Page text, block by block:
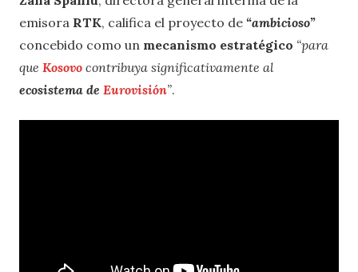
emisora RTK, califica el proyecto de “ambicioso”
concebido como un mecanismo estratégico “para
que Kosovo contribuya significativamente al
ecosistema de Eurovisión”.